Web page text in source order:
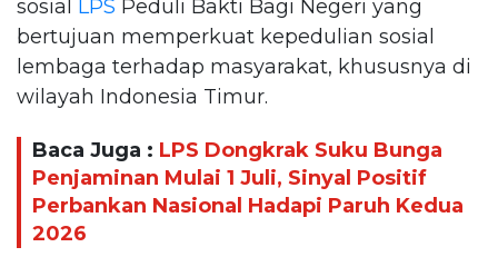
sosial LPS Peduli Bakti Bagi Negeri yang
bertujuan memperkuat kepedulian sosial
lembaga terhadap masyarakat, khususnya di
wilayah Indonesia Timur.
Baca Juga : LPS Dongkrak Suku Bunga
Penjaminan Mulai 1 Juli, Sinyal Positif
Perbankan Nasional Hadapi Paruh Kedua
2026